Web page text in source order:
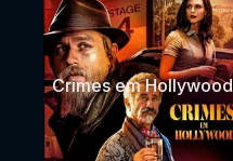
Crimes em Hollywood